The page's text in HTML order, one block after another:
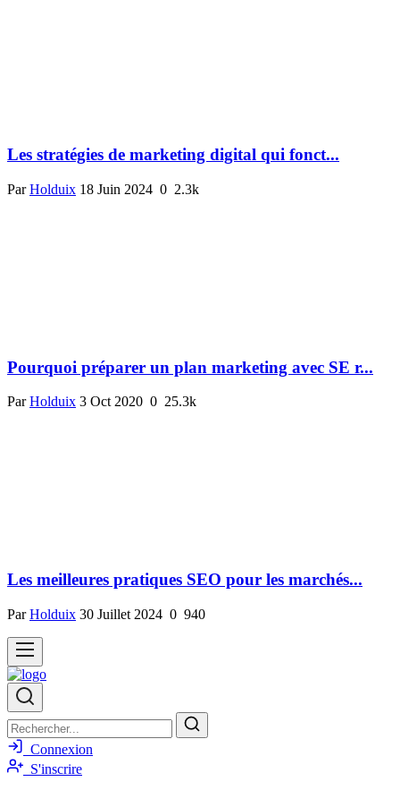
Les stratégies de marketing digital qui fonct...
ParHolduix 18 Juin 2024 0 2.3k
Pourquoi préparer un plan marketing avec SE r...
ParHolduix 3 Oct 2020 0 25.3k
Les meilleures pratiques SEO pour les marchés...
ParHolduix 30 Juillet 2024 0 940
Connexion
S'inscrire